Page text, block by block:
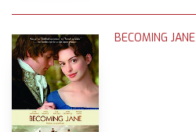
BECOMING JANE